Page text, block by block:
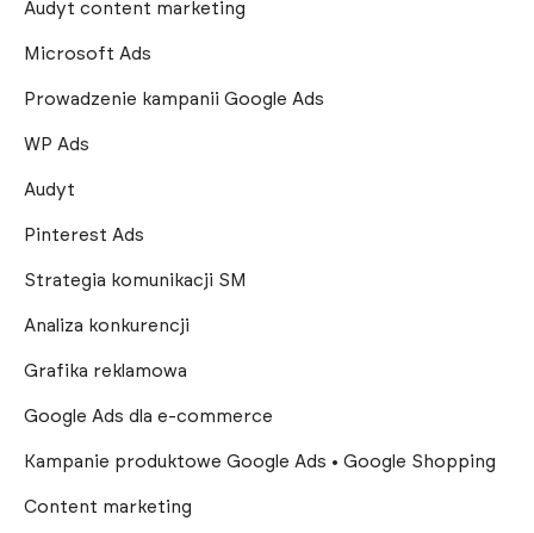
Audyt content marketing
Microsoft Ads
Prowadzenie kampanii Google Ads
WP Ads
Audyt
Pinterest Ads
Strategia komunikacji SM
Analiza konkurencji
Grafika reklamowa
Google Ads dla e-commerce
Kampanie produktowe Google Ads • Google Shopping
Content marketing